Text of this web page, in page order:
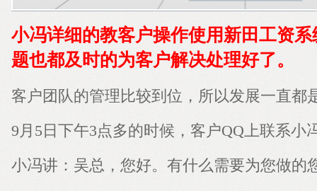
小冯详细的教客户操作使用新田工资
题也都及时的为客户解决处理好了。
客户团队的管理比较到位，所以发展一直都
9月5日下午3点多的时候，客户QQ上联系小
小冯讲：吴总，您好。有什么需要为您做的